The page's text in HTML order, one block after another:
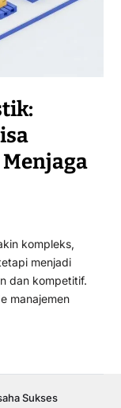
kompleks,
menjadi
dan kompetitif.
manajemen
Sukses